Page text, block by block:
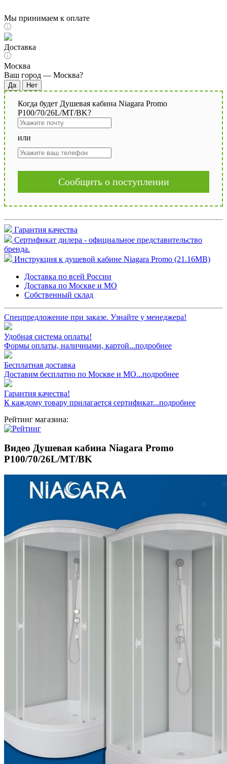
Мы принимаем к оплате
Доставка
Москва
Ваш город — Москва?
Когда будет Душевая кабина Niagara Promo
P100/70/26L/MT/BK?
или
Сообщить о поступлении
Гарантия качества
Сертификат дилера - официальное представительство
бренда.
Инструкция к душевой кабине Niagara Promo (21.16MB)
Доставка по всей России
Доставка по Москве и МО
Собственный склад
Спецпредложение при заказе. Узнайте у менеджера!
Удобная система оплаты!
Формы оплаты, наличными, картой...подробнее
Бесплатная доставка
Доставим бесплатно по Москве и МО...подробнее
Гарантия качества!
К каждому товару прилагается сертификат...подробнее
Рейтинг магазина:
Видео Душевая кабина Niagara Promo
P100/70/26L/MT/BK